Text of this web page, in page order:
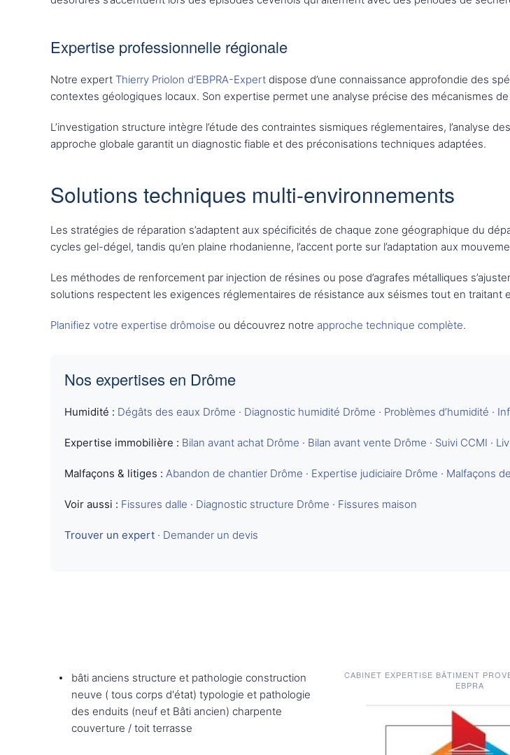
Expertise professionnelle régionale
Notre expert Thierry Priolon d’EBPRA-Expert dispose d’une connaissance approfondie des
contextes géologiques locaux. Son expertise permet une analyse précise des mécanismes
L’investigation structure intègre l’étude des contraintes sismiques réglementaires, l’analyse
approche globale garantit un diagnostic fiable et des préconisations techniques adaptées.
Solutions techniques multi-environnements
Les stratégies de réparation s’adaptent aux spécificités de chaque zone géographique du
cycles gel-dégel, tandis qu’en plaine rhodanienne, l’accent porte sur l’adaptation aux
Les méthodes de renforcement par injection de résines ou pose d’agrafes métalliques
solutions respectent les exigences réglementaires de résistance aux séismes tout en traitant
Planifiez votre expertise drômoise ou découvrez notre approche technique complète.
Nos expertises en Drôme
Humidité : Dégâts des eaux Drôme · Diagnostic humidité Drôme · Problèmes d’humidité ·
Expertise immobilière : Bilan avant achat Drôme · Bilan avant vente Drôme · Suivi CCMI ·
Malfaçons & litiges : Abandon de chantier Drôme · Expertise judiciaire Drôme · Malfaçons
Voir aussi : Fissures dalle · Diagnostic structure Drôme · Fissures maison
Trouver un expert · Demander un devis
bâti anciens structure et pathologie construction
neuve ( tous corps d'état) typologie et pathologie
des enduits (neuf et Bâti ancien) charpente
couverture / toit terrasse
CABINET EXPERTISE BÂTIMENT
EBPRA